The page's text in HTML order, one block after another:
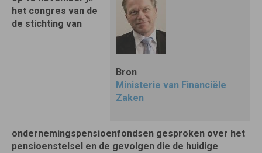
Bron
Ministerie van Financiële
Zaken
het congres van de
de stichting van
ondernemingspensioenfondsen gesproken over het
pensioenstelsel en de gevolgen die de huidige